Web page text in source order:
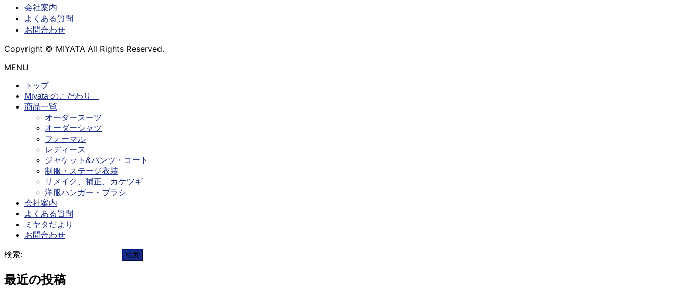
会社案内
よくある質問
お問合わせ
Copyright © MIYATA All Rights Reserved.
MENU
トップ
Miyata のこだわり
商品一覧
オーダースーツ
オーダーシャツ
フォーマル
レディース
ジャケット&パンツ・コート
制服・ステージ衣装
リメイク、補正、カケツギ
洋服ハンガー・ブラシ
会社案内
よくある質問
ミヤタだより
お問合わせ
検索:
最近の投稿